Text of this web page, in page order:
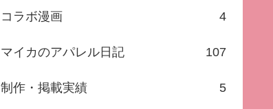
コラボ漫画 4
マイカのアパレル日記 107
制作・掲載実績 5